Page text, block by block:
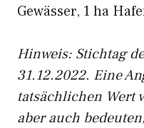
Gewässer, 1 ha
Hinweis: Stichtag
31.12.2022. Eine
tatsächlichen Wert
aber auch